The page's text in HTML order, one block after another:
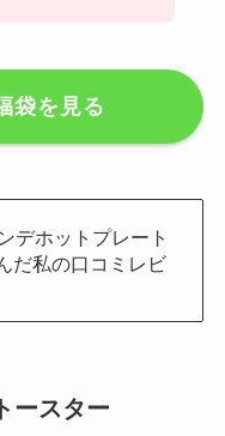
袋を見る
デホットプレート
だ私の口コミレビ
ースター